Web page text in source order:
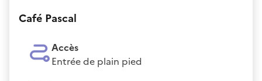
Café Pascal
Accès
Entrée de plain pied